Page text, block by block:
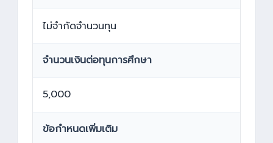
ไม่จำกัดจำนวนทุน
จำนวนเงินต่อทุนการศึกษา
5,000
ข้อกำหนดเพิ่มเติม